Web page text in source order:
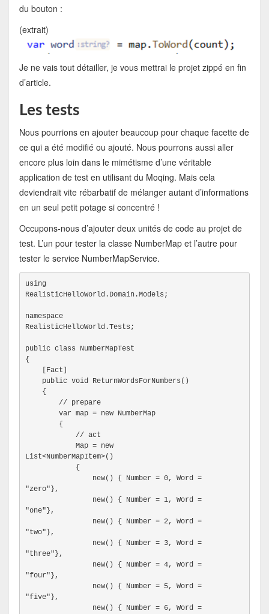
du bouton :
(extrait)
Je ne vais tout détailler, je vous mettrai le projet zippé en fin
d’article.
Les tests
Nous pourrions en ajouter beaucoup pour chaque facette de
ce qui a été modifié ou ajouté. Nous pourrons aussi aller
encore plus loin dans le mimétisme d’une véritable
application de test en utilisant du Moqing. Mais cela
deviendrait vite rébarbatif de mélanger autant d’informations
en un seul petit potage si concentré !
Occupons-nous d’ajouter deux unités de code au projet de
test. L’un pour tester la classe NumberMap et l’autre pour
tester le service NumberMapService.
using
RealisticHelloWorld.Domain.Models;
namespace
RealisticHelloWorld.Tests;
public class NumberMapTest
{
[Fact]
public void ReturnWordsForNumbers()
{
// prepare
var map = new NumberMap
{
// act
Map = new
List<NumberMapItem>()
{
new() { Number = 0, Word =
"zero"},
new() { Number = 1, Word =
"one"},
new() { Number = 2, Word =
"two"},
new() { Number = 3, Word =
"three"},
new() { Number = 4, Word =
"four"},
new() { Number = 5, Word =
"five"},
new() { Number = 6, Word =